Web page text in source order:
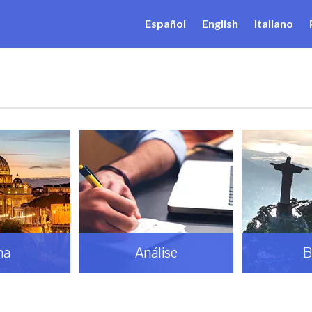
Español English Italiano
Análise